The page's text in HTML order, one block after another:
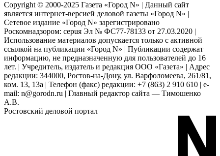
Copyright © 2000-2025 Газета «Город N» | Данный сайт
является интернет-версией деловой газеты «Город N» |
Сетевое издание «Город N» зарегистрировано
Роскомнадзором: серuя Эл № ФС77-78133 от 27.03.2020 |
Использование материалов допускается только с активной
ссылкой на публикации «Город N» | Публикации содержат
информацию, не предназначенную для пользователей до 16
лет. | Учредитель, издатель и редакция ООО «Газета» | Адрес
редакции: 344000, Ростов-на-Дону, ул. Варфоломеева, 261/81,
ком. 13, 13а | Телефон (факс) редакции: +7 (863) 2 910 610 | e-
mail: n@gorodn.ru | Главный редактор сайта — Тимошенко
А.В.
Ростовский деловой портал